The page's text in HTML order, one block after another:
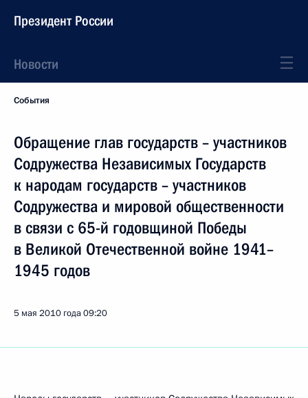
Президент России
Новости
События
Обращение глав государств – участников
Содружества Независимых Государств
к народам государств – участников
Содружества и мировой общественности
в связи с 65-й годовщиной Победы
в Великой Отечественной войне 1941–
1945 годов
5 мая 2010 года09:20